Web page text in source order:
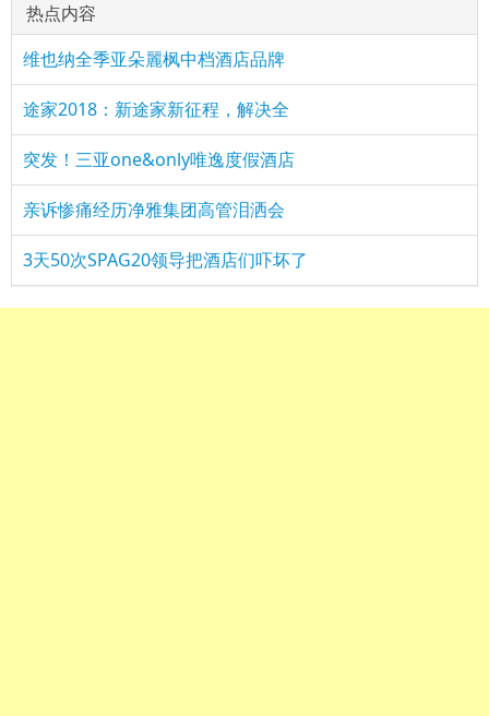
热点内容
维也纳全季亚朵麗枫中档酒店品牌
途家2018：新途家新征程，解决全
突发！三亚one&only唯逸度假酒店
亲诉惨痛经历净雅集团高管泪洒会
3天50次SPAG20领导把酒店们吓坏了